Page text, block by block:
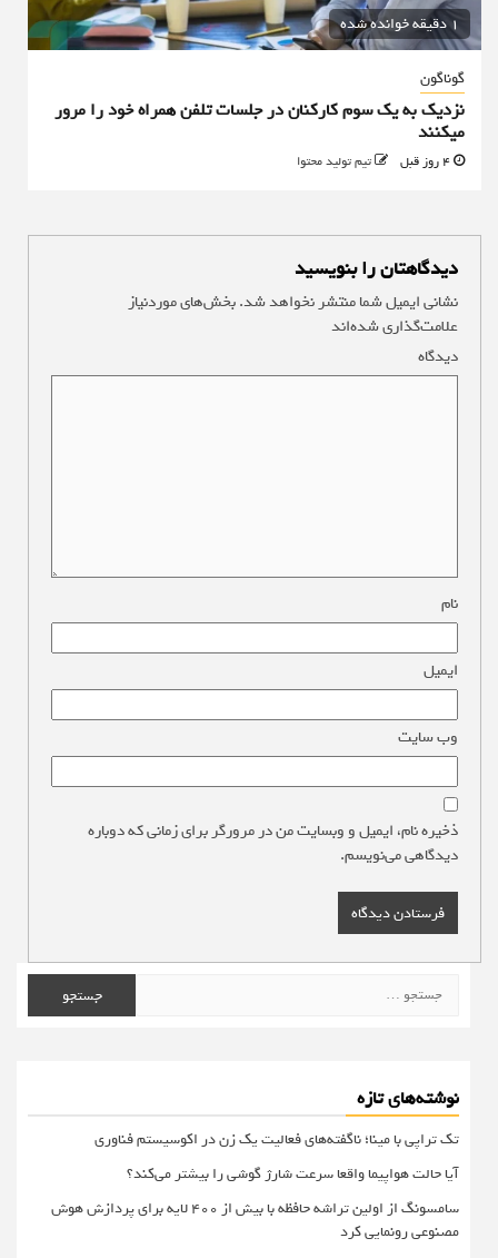
1 دقیقه خوانده شده
گوناگون
نزدیک به یک سوم کارکنان در جلسات تلفن همراه خود را مرور
میکنند
تیم تولید محتوا
دیدگاهتان را بنویسید
نشانی ایمیل شما منتشر نخواهد شد.بخش‌های موردنیاز
علامت‌گذاری شده‌اند
دیدگاه
نام
ایمیل
وب‌ سایت
ذخیره نام، ایمیل و وبسایت من در مرورگر برای زمانی که دوباره
دیدگاهی می‌نویسم.
برای:
نوشته‌های تازه
تک تراپی با مینا؛ ناگفته‌های فعالیت یک زن در اکوسیستم فناوری
آیا حالت هواپیما واقعا سرعت شارژ گوشی را بیشتر می‌کند؟
سامسونگ از اولین تراشه حافظه با بیش از ۴۰۰ لایه برای پردازش هوش
مصنوعی رونمایی کرد